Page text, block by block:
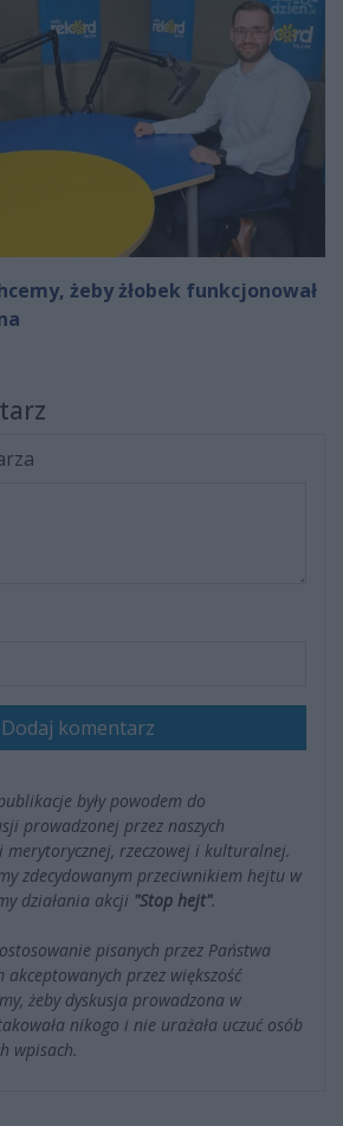
żeby żłobek funkcjonował
Dodaj komentarz
były powodem do
prowadzonej przez naszych
merytorycznej, rzeczowej i kulturalnej.
zdecydowanym przeciwnikiem hejtu w
działania akcji "Stop hejt".
pisanych przez Państwa
przez większość
żeby dyskusja prowadzona w
nikogo i nie urażała uczuć osób
wpisach.